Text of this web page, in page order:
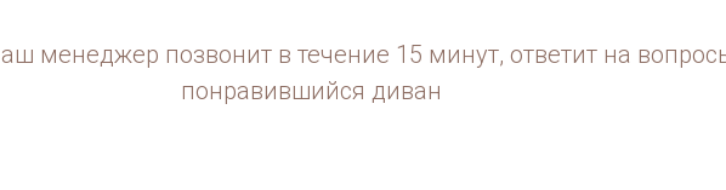
менеджер позвонит в течение 15 минут, ответит на
понравившийся диван